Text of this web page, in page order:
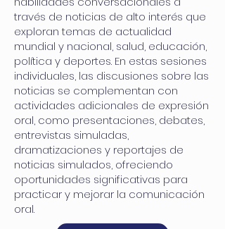
través de noticias de alto interés que
exploran temas de actualidad
mundial y nacional, salud, educación,
política y deportes. En estas sesiones
individuales, las discusiones sobre las
noticias se complementan con
actividades adicionales de expresión
oral, como presentaciones, debates,
entrevistas simuladas,
dramatizaciones y reportajes de
noticias simulados, ofreciendo
oportunidades significativas para
practicar y mejorar la comunicación
oral.